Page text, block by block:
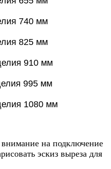
740 мм
825 мм
910 мм
995 мм
1080 мм
внимание на подключение
эскиз выреза для